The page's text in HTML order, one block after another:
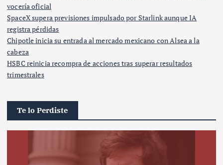
vocería oficial
SpaceX supera previsiones impulsado por Starlink aunque IA
registra pérdidas
Chipotle inicia su entrada al mercado mexicano con Alsea a la
cabeza
HSBC reinicia recompra de acciones tras superar resultados
trimestrales
Te lo Perdiste